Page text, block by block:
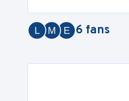
E
M
L 6 fans